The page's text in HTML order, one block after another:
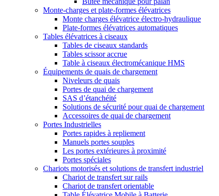
Monte-charges et plate-formes élévatrices
Monte charges élévatrice électro-hydraulique
Plate-formes élévatrices automatiques
Tables élévatrices à ciseaux
Tables de ciseaux standards
Tables scissor accrue
Table à ciseaux électromécanique HMS
Équipements de quais de chargement
Niveleurs de quais
Portes de quai de chargement
SAS d’étanchéité
Solutions de sécurité pour quai de chargement
Accessoires de quai de chargement
Portes Industrielles
Portes rapides à repliement
Manuels portes souples
Les portes extérieures à proximité
Portes spéciales
Chariots motorisés et solutions de transfert industriel
Chariot de transfert sur rails
Chariot de transfert orientable